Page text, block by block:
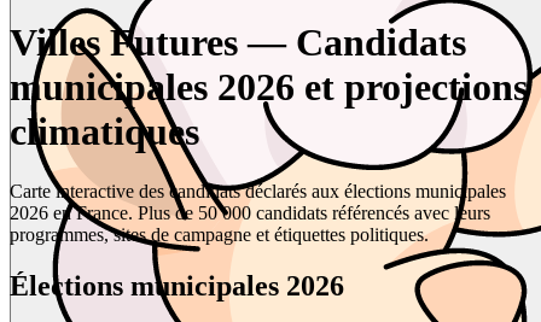
Villes Futures — Candidats
municipales 2026 et projections
climatiques
Carte interactive des candidats déclarés aux élections municipales
2026 en France. Plus de 50 000 candidats référencés avec leurs
programmes, sites de campagne et étiquettes politiques.
Élections municipales 2026